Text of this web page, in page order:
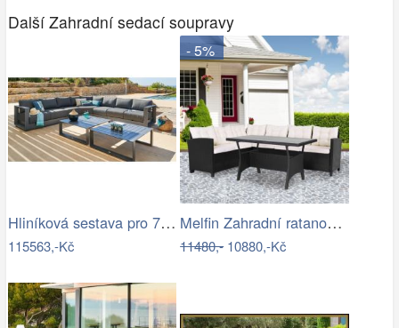
Další Zahradní sedací soupravy
Hliníková sestava pro 7 osob MADRID …
115563,-Kč
- 5%
Melfin Zahradní ratanová sestava…
11480,-10880,-Kč